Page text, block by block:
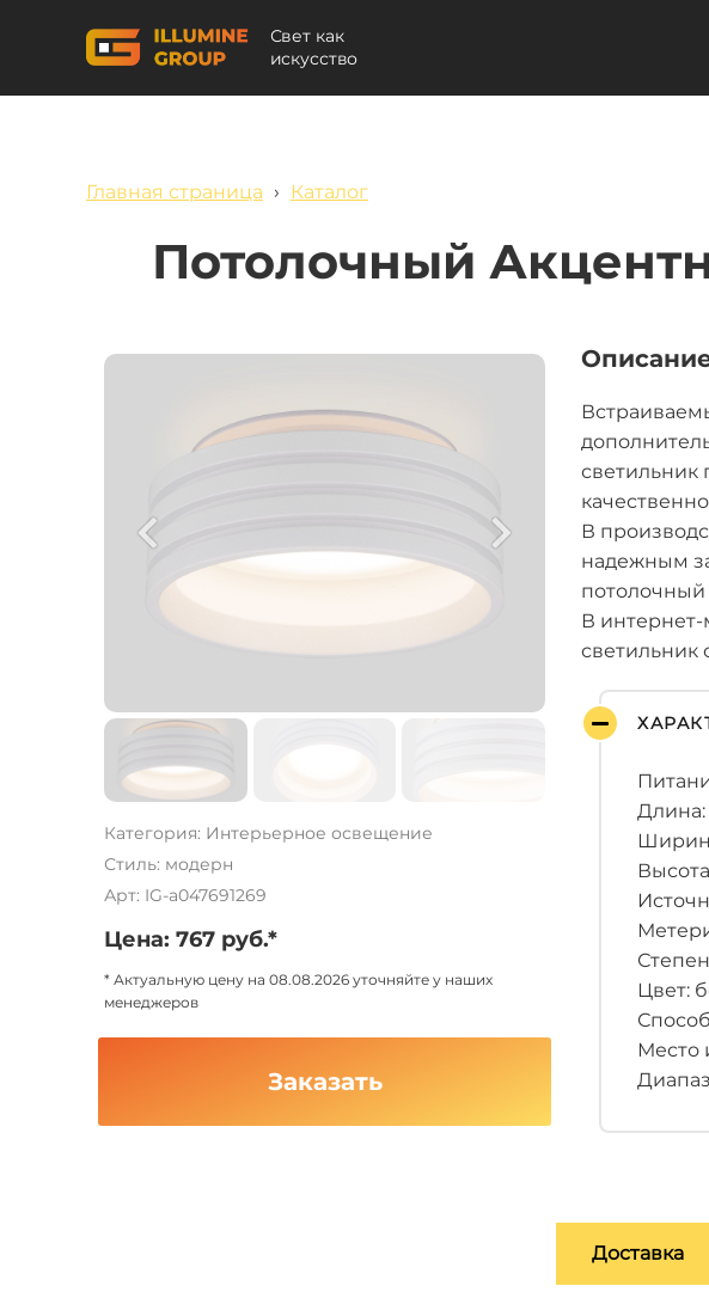
Свет как
искусство
Главная страница › Каталог
Потолочный
Категория: Интерьерное освещение
Стиль: модерн
Арт: IG-a047691269
Цена: 767 руб.*
* Актуальную цену на 08.08.2026 уточняйте у наших
менеджеров
Заказать
светильник
В
надежным
потолочный
В
светильник
Длина:
Цвет:
Место
Доставка